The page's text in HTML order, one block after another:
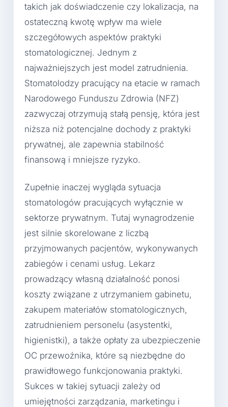
takich jak doświadczenie czy lokalizacja, na
ostateczną kwotę wpływ ma wiele
szczegółowych aspektów praktyki
stomatologicznej. Jednym z
najważniejszych jest model zatrudnienia.
Stomatolodzy pracujący na etacie w ramach
Narodowego Funduszu Zdrowia (NFZ)
zazwyczaj otrzymują stałą pensję, która jest
niższa niż potencjalne dochody z praktyki
prywatnej, ale zapewnia stabilność
finansową i mniejsze ryzyko.
Zupełnie inaczej wygląda sytuacja
stomatologów pracujących wyłącznie w
sektorze prywatnym. Tutaj wynagrodzenie
jest silnie skorelowane z liczbą
przyjmowanych pacjentów, wykonywanych
zabiegów i cenami usług. Lekarz
prowadzący własną działalność ponosi
koszty związane z utrzymaniem gabinetu,
zakupem materiałów stomatologicznych,
zatrudnieniem personelu (asystentki,
higienistki), a także opłaty za ubezpieczenie
OC przewoźnika, które są niezbędne do
prawidłowego funkcjonowania praktyki.
Sukces w takiej sytuacji zależy od
umiejętności zarządzania, marketingu i